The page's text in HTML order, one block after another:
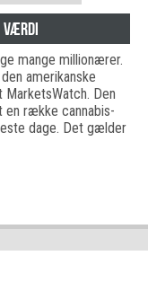
værdi
mange millionærer.
amerikanske
Den
række cannabis-
dage. Det gælder